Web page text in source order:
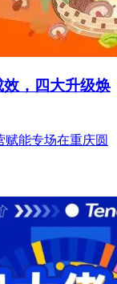
，四大升级焕
赋能专场在重庆圆